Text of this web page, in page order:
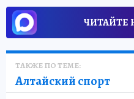
ЧИТАЙТЕ
ТАКЖЕ ПО ТЕМЕ:
Алтайский спорт